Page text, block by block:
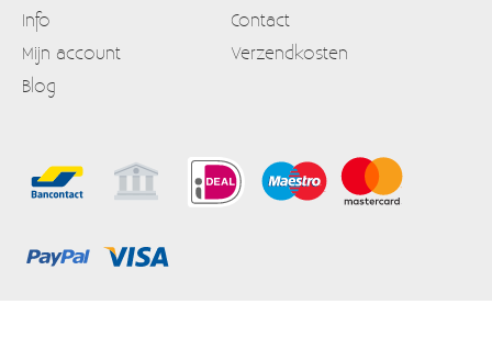
Info
Contact
Mijn account
Verzendkosten
Blog